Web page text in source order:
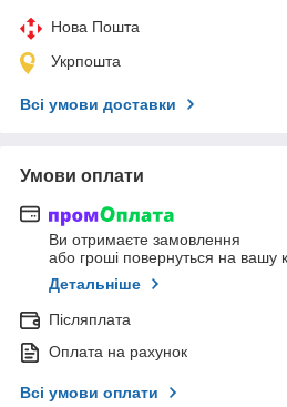
Нова Пошта
Укрпошта
Всі умови доставки
Умови оплати
Ви отримаєте замовлення
або гроші повернуться на вашу
Детальніше
Післяплата
Оплата на рахунок
Всі умови оплати